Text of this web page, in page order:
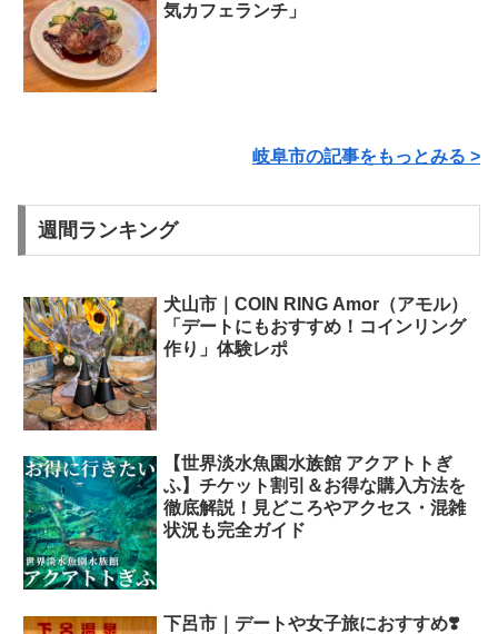
気カフェランチ」
岐阜市の記事をもっとみる >
週間ランキング
犬山市｜COIN RING Amor（アモル）
「デートにもおすすめ！コインリング
作り」体験レポ
【世界淡水魚園水族館 アクアトトぎ
ふ】チケット割引＆お得な購入方法を
徹底解説！見どころやアクセス・混雑
状況も完全ガイド
下呂市｜デートや女子旅におすすめ❣️